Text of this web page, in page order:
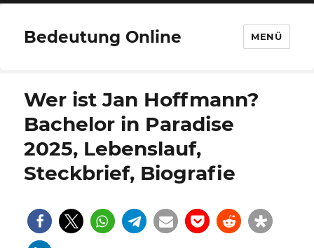
Bedeutung Online MENÜ
Wer ist Jan Hoffmann?
Bachelor in Paradise
2025, Lebenslauf,
Steckbrief, Biografie